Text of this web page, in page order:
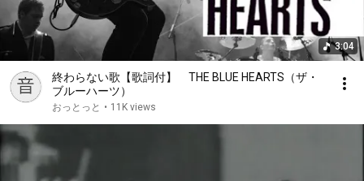
3:04
終わらない歌【歌詞付】 THE BLUE HEARTS（ザ・
ブルーハーツ）
おっとっと • 11K views